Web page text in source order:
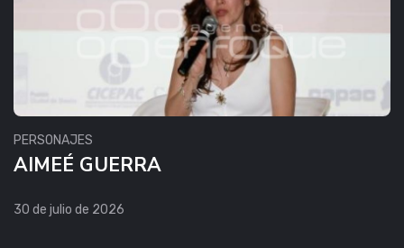
PERSONAJES
AIMEÉ GUERRA
30 de julio de 2026